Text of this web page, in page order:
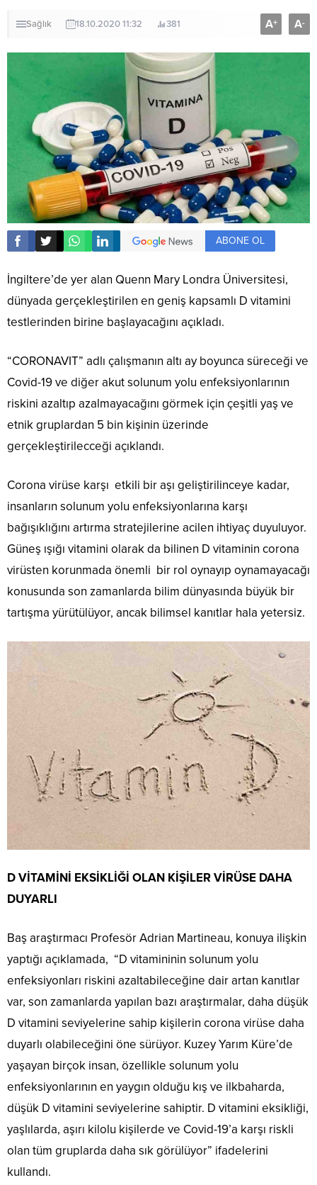
Sağlık 18.10.2020 11:32 381 A+ A-
ABONE OL
İngiltere’de yer alan Quenn Mary Londra Üniversitesi,
dünyada gerçekleştirilen en geniş kapsamlı D vitamini
testlerinden birine başlayacağını açıkladı.
“CORONAVIT” adlı çalışmanın altı ay boyunca süreceği ve
Covid-19 ve diğer akut solunum yolu enfeksiyonlarının
riskini azaltıp azalmayacağını görmek için çeşitli yaş ve
etnik gruplardan 5 bin kişinin üzerinde
gerçekleştirilecceği açıklandı.
Corona virüse karşı etkili bir aşı geliştirilinceye kadar,
insanların solunum yolu enfeksiyonlarına karşı
bağışıklığını artırma stratejilerine acilen ihtiyaç duyuluyor.
Güneş ışığı vitamini olarak da bilinen D vitaminin corona
virüsten korunmada önemli bir rol oynayıp oynamayacağı
konusunda son zamanlarda bilim dünyasında büyük bir
tartışma yürütülüyor, ancak bilimsel kanıtlar hala yetersiz.
D VİTAMİNİ EKSİKLİĞİ OLAN KİŞİLER VİRÜSE DAHA
DUYARLI
Baş araştırmacı Profesör Adrian Martineau, konuya ilişkin
yaptığı açıklamada, “D vitamininin solunum yolu
enfeksiyonları riskini azaltabileceğine dair artan kanıtlar
var, son zamanlarda yapılan bazı araştırmalar, daha düşük
D vitamini seviyelerine sahip kişilerin corona virüse daha
duyarlı olabileceğini öne sürüyor. Kuzey Yarım Küre’de
yaşayan birçok insan, özellikle solunum yolu
enfeksiyonlarının en yaygın olduğu kış ve ilkbaharda,
düşük D vitamini seviyelerine sahiptir. D vitamini eksikliği,
yaşlılarda, aşırı kilolu kişilerde ve Covid-19’a karşı riskli
olan tüm gruplarda daha sık görülüyor” ifadelerini
kullandı.